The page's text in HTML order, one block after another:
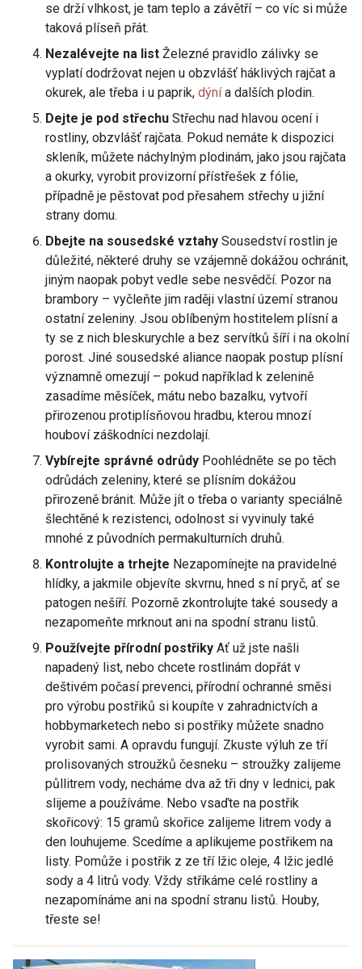
se drží vlhkost, je tam teplo a závětří – co víc si může
taková plíseň přát.
Nezalévejte na list Železné pravidlo zálivky se
vyplatí dodržovat nejen u obzvlášť háklivých rajčat a
okurek, ale třeba i u paprik, dýnía dalších plodin.
Dejte je pod střechu Střechu nad hlavou ocení i
rostliny, obzvlášť rajčata. Pokud nemáte k dispozici
skleník, můžete náchylným plodinám, jako jsou rajčata
a okurky, vyrobit provizorní přístřešek z fólie,
případně je pěstovat pod přesahem střechy u jižní
strany domu.
Dbejte na sousedské vztahy Sousedství rostlin je
důležité, některé druhy se vzájemně dokážou ochránit,
jiným naopak pobyt vedle sebe nesvědčí. Pozor na
brambory – vyčleňte jim raději vlastní území stranou
ostatní zeleniny. Jsou oblíbeným hostitelem plísní a
ty se z nich bleskurychle a bez servítků šíří i na okolní
porost. Jiné sousedské aliance naopak postup plísní
významně omezují – pokud například k zelenině
zasadíme měsíček, mátu nebo bazalku, vytvoří
přirozenou protiplísňovou hradbu, kterou mnozí
houboví záškodníci nezdolají.
Vybírejte správné odrůdy Poohlédněte se po těch
odrůdách zeleniny, které se plísním dokážou
přirozeně bránit. Může jít o třeba o varianty speciálně
šlechtěné k rezistenci, odolnost si vyvinuly také
mnohé z původních permakulturních druhů.
Kontrolujte a trhejte Nezapomínejte na pravidelné
hlídky, a jakmile objevíte skvrnu, hned s ní pryč, ať se
patogen nešíří. Pozorně zkontrolujte také sousedy a
nezapomeňte mrknout ani na spodní stranu listů.
Používejte přírodní postřiky Ať už jste našli
napadený list, nebo chcete rostlinám dopřát v
deštivém počasí prevenci, přírodní ochranné směsi
pro výrobu postřiků si koupíte v zahradnictvích a
hobbymarketech nebo si postřiky můžete snadno
vyrobit sami. A opravdu fungují. Zkuste výluh ze tří
prolisovaných stroužků česneku – stroužky zalijeme
půllitrem vody, necháme dva až tři dny v lednici, pak
slijeme a používáme. Nebo vsaďte na postřik
skořicový: 15 gramů skořice zalijeme litrem vody a
den louhujeme. Scedíme a aplikujeme postřikem na
listy. Pomůže i postřik z ze tří lžic oleje, 4 lžic jedlé
sody a 4 litrů vody. Vždy stříkáme celé rostliny a
nezapomínáme ani na spodní stranu listů. Houby,
třeste se!